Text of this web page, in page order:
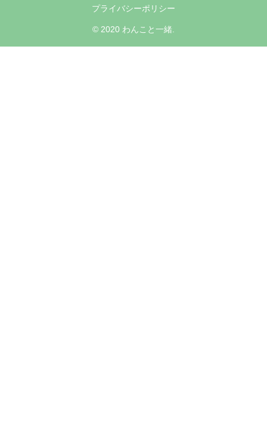
プライバシーポリシー
© 2020 わんこと一緒.